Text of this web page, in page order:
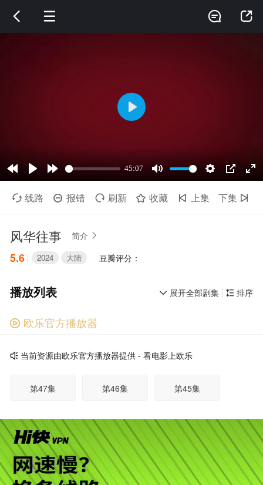
 


 线路  报错  刷新  收藏  上集 下集 
风华往事 简介 
5.6 豆瓣评分：
2024 大陆
 排序
 展开全部剧集
播放列表
 欧乐官方播放器
当前资源由欧乐官方播放器提供 - 看电影上欧乐
第47集 第46集 第45集
第41集 第40集 第39集
第38集 第37集 第36集 广告